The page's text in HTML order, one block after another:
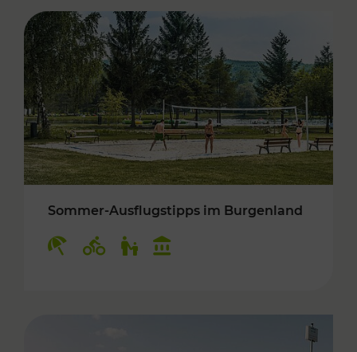
Sommer-Ausflugstipps im Burgenland